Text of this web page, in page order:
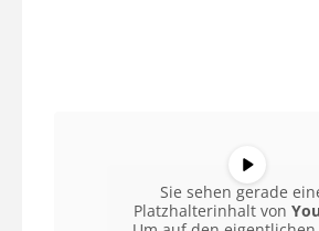
Sie sehen gerade
Platzhalterinhalt von